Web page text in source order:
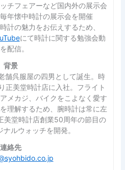
チフェアーなど国内外の展示会
年懐中時計の展示会を開催
計の魅力をお伝えするため、
にて時計に関する勉強会動
配信。
背景
舗呉服屋の四男として誕生。時
正美堂時計店に入社。フライト
メカジ、バイクをこよなく愛す
理解するため、腕時計は常に左
美堂時計店創業50周年の節目の
ルウォッチを開発。
連絡先